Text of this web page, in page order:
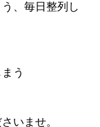
、毎日整列し
う
いませ。